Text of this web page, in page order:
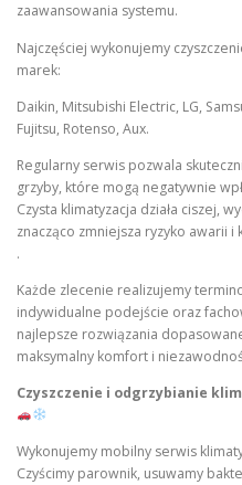
zaawansowania systemu.
Najczęściej wykonujemy
marek:
Daikin, Mitsubishi Electric, LG,
Fujitsu, Rotenso, Aux.
Regularny serwis pozwala
grzyby, które mogą negatywnie
Czysta klimatyzacja działa ciszej,
znacząco zmniejsza ryzyko awarii i
.
Każde zlecenie realizujemy
indywidualne podejście oraz
najlepsze rozwiązania
maksymalny komfort i
Czyszczenie i odgrzybianie
Wykonujemy mobilny serwis
Czyścimy parownik, usuwamy